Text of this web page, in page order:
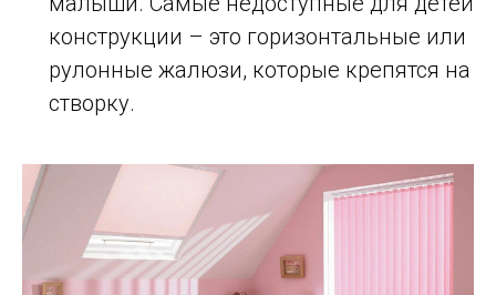
конструкции – это горизонтальные или
рулонные жалюзи, которые крепятся на
створку.